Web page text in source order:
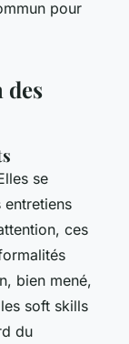
pour
des
se
ces
bien mené,
soft skills
du